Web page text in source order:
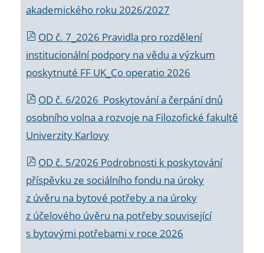
akademického roku 2026/2027
OD č. 7_2026 Pravidla pro rozdělení
institucionální podpory na vědu a výzkum
poskytnuté FF UK_Co operatio 2026
OD č. 6/2026 Poskytování a čerpání dnů
osobního volna a rozvoje na Filozofické fakultě
Univerzity Karlovy
OD č. 5/2026 Podrobnosti k poskytování
příspěvku ze sociálního fondu na úroky
z úvěru na bytové potřeby a na úroky
z účelového úvěru na potřeby související
s bytovými potřebami v roce 2026